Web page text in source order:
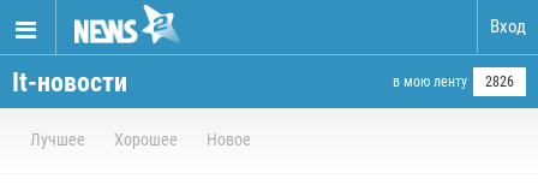
Вход
It-новости в мою ленту 2826
Лучшее Хорошее Новое